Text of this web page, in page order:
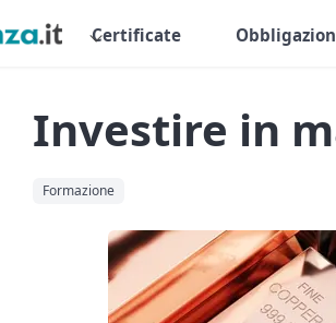
Certificate
Investire in
Formazione